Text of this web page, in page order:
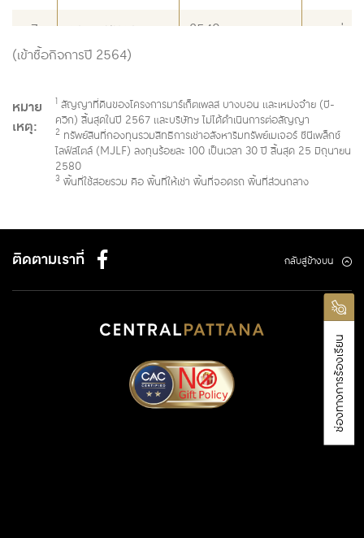
7.
เพชรเกษม พาว
เวอร์ เซ็นเตอร์
2548 เช่า
เซ็นเตอร์
มาร์เก็ตเพลส ลา
วิลล่า
2549 เช่า
มาร์เก็ตเพลส นวมิ
2552 เช่า
เหม่งจ๋าย (บี-ควิก) 2557 เช่า
(เข้าซื้อกิจการปี 2564)
หมาย
เหตุุ:
1 สัญญาที่ดินของโครงการมาร์เก็ตเพลส บางบอน และเหม่งจ๋าย (บี-
ควิก) สิ้นสุดในปี 2567 และบริษัทฯ ไม่ได้ดำเนินการต่อสัญญา
2 ทรัพย์สินที่กองทุนรวมสิทธิการเช่าอสังหาริมทรัพย์เมเจอร์ ซีนีเพล็กซ์
ไลฟ์สไตล์ (MJLF) ลงทุนร้อยละ 100 เป็นเวลา 30 ปี สิ้นสุด 25 มิถุนายน
2580
3 พื้นที่ใช้สอยรวม คือ พื้นที่ให้เช่า พื้นที่จอดรถ พื้นที่ส่วนกลาง
ช่องทางการร้องเรียน
ติดตามเราที่ กลับสู่ข้างบน